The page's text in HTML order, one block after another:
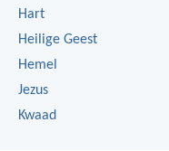
Hart
Heilige Geest
Hemel
Jezus
Kwaad